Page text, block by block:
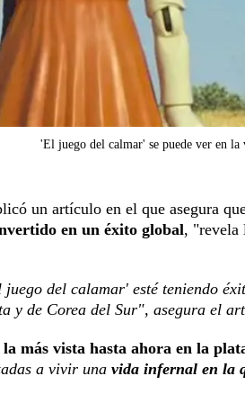
'El juego del calmar' se puede ver en la
un artículo en el que asegura
en un éxito global, "revela
del calamar' esté teniendo
y de Corea del Sur", asegura el
la más vista hasta ahora en la
a vivir una vida infernal en la